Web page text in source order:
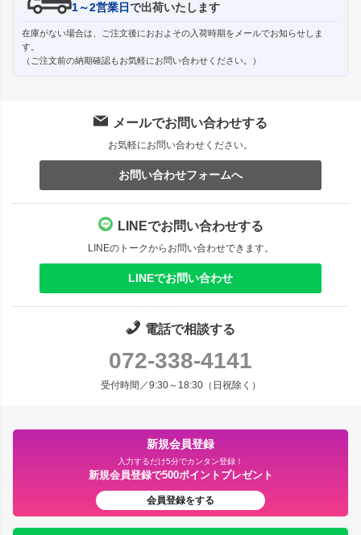
1～2営業日で出荷いたします
在庫がない場合は、ご注文後におおよその入荷時期をメールでお知らせしま
す。
（ご注文前の納期確認もお気軽にお問い合わせください。）
メールでお問い合わせする
お気軽にお問い合わせください。
お問い合わせフォームへ
LINEでお問い合わせする
LINEのトークからお問い合わせできます。
LINEでお問い合わせ
電話で相談する
072-338-4141
受付時間／9:30～18:30（日祝除く）
新規会員登録
入力するだけ5分でカンタン登録！
新規会員登録で500ポイントプレゼント
会員登録をする